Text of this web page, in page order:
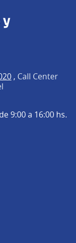
y
, Call Center
9:00 a 16:00 hs.